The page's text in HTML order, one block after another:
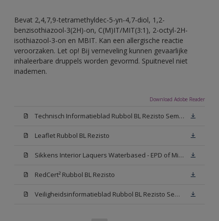
Bevat 2,4,7,9-tetramethyldec-5-yn-4,7-diol, 1,2-
benzisothiazool-3(2H)-on, C(M)IT/MIT(3:1), 2-octyl-2H-
isothiazool-3-on en MBIT. Kan een allergische reactie
veroorzaken. Let op! Bij verneveling kunnen gevaarlijke
inhaleerbare druppels worden gevormd. Spuitnevel niet
inademen.
Download Adobe Reader
Technisch Informatieblad Rubbol BL Rezisto Semi-Gloss (New Livery) (PDF)
Leaflet Rubbol BL Rezisto
Sikkens Interior Laquers Waterbased - EPD of Milieuproductverklaring
RedCert² Rubbol BL Rezisto
Veiligheidsinformatieblad Rubbol BL Rezisto Semi-Gloss N00 (MSDS)